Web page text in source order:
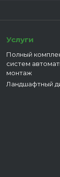
Услуги
Полный
систем
монтаж
Ландшафтный